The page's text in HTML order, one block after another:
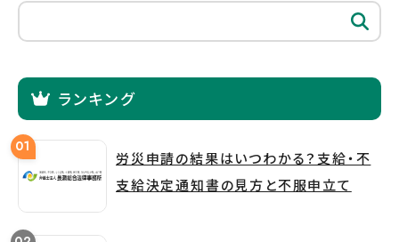
ランキング
労災申請の結果はいつわかる？支給・不
支給決定通知書の見方と不服申立て